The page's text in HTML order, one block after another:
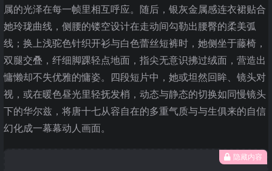
属的光泽在每一帧里相互呼应。随后，银灰金属感连衣裙贴合
她玲珑曲线，侧腰的镂空设计在走动间勾勒出腰臀的柔美弧
线；换上浅驼色针织开衫与白色蕾丝短裤时，她侧坐于藤椅，
双腿交叠，纤细脚踝轻点地面，指尖无意识拂过绒面，营造出
慵懒却不失优雅的慵姿。四段短片中，她或坦然回眸、镜头对
视，或在暖色昼光里轻抚发梢，动态与静态的切换如同慢镜头
下的华尔兹，将唐十七从容自在的多重气质与与生俱来的自信
幻化成一幕幕动人画面。
隐藏内容